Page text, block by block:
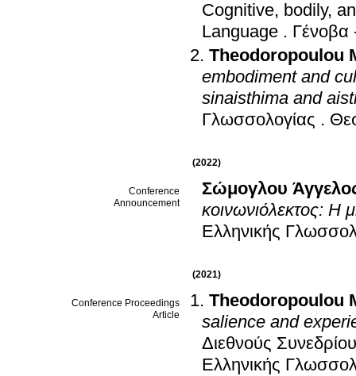
Cognitive, bodily, and cultural
Language . Γένοβα
Theodoropoulou
embodiment and
sinaisthima and
Γλωσσολογίας .
(2022)
Conference
Announcement
Σώμογλου
κοινωνιόλεκτος: Η
Ελληνικής
(2021)
Conference Proceedings
Article
Theodoropoulou
salience and
Διεθνούς
Ελληνικής